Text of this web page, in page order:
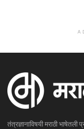
तंत्रज्ञानाविषयी मराठी